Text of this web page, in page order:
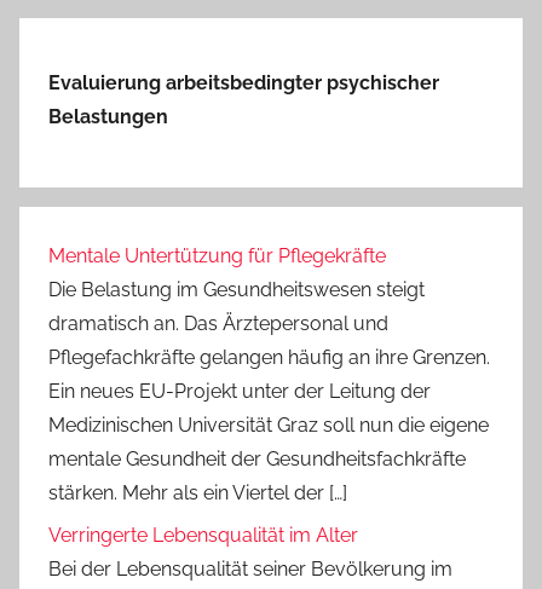
Evaluierung arbeitsbedingter psychischer
Belastungen
Mentale Untertützung für Pflegekräfte
Die Belastung im Gesundheitswesen steigt
dramatisch an. Das Ärztepersonal und
Pflegefachkräfte gelangen häufig an ihre Grenzen.
Ein neues EU-Projekt unter der Leitung der
Medizinischen Universität Graz soll nun die eigene
mentale Gesundheit der Gesundheitsfachkräfte
stärken. Mehr als ein Viertel der […]
Verringerte Lebensqualität im Alter
Bei der Lebensqualität seiner Bevölkerung im